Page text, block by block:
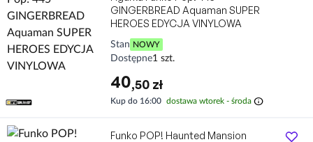
GINGERBREAD Aquaman SUPER
HEROES EDYCJA VINYLOWA
Stan NOWY
Dostępne1 szt.
40,50 zł
Kup do 16:00 dostawa wtorek - środa info
Funko POP! Haunted Mansion